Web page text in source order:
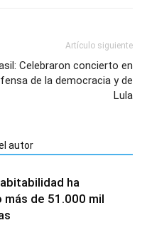
Artículo siguiente
Celebraron concierto en
de la democracia y de
Lula
autor
ha
de 51.000 mil